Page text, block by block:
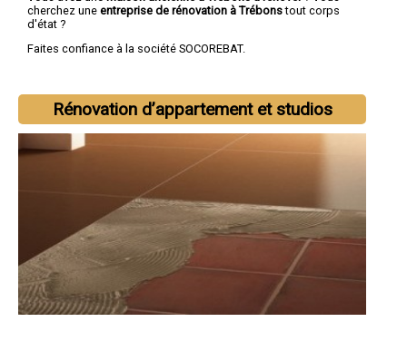
cherchez une entreprise de rénovation à Trébonstout corps
d'état ?
Faites confiance à la société SOCOREBAT.
Rénovation d’appartement et studios